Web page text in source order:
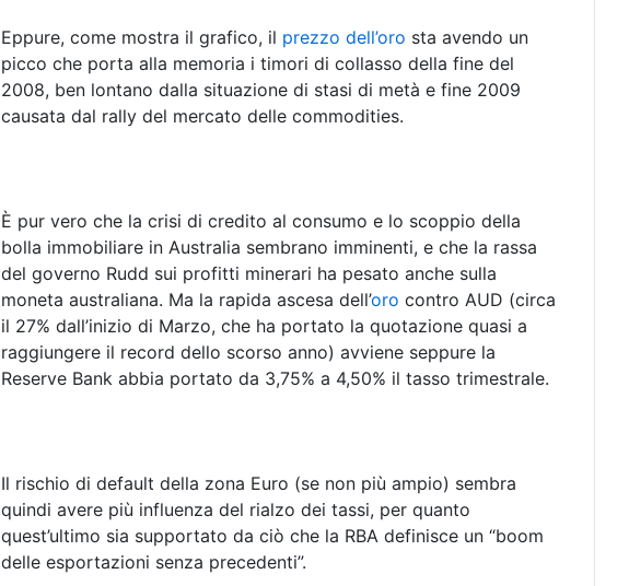
Eppure, come mostra il grafico, il prezzo dell’oro sta avendo un
picco che porta alla memoria i timori di collasso della fine del
2008, ben lontano dalla situazione di stasi di metà e fine 2009
causata dal rally del mercato delle commodities.
È pur vero che la crisi di credito al consumo e lo scoppio della
bolla immobiliare in Australia sembrano imminenti, e che la rassa
del governo Rudd sui profitti minerari ha pesato anche sulla
moneta australiana. Ma la rapida ascesa dell’oro contro AUD (circa
il 27% dall’inizio di Marzo, che ha portato la quotazione quasi a
raggiungere il record dello scorso anno) avviene seppure la
Reserve Bank abbia portato da 3,75% a 4,50% il tasso trimestrale.
Il rischio di default della zona Euro (se non più ampio) sembra
quindi avere più influenza del rialzo dei tassi, per quanto
quest’ultimo sia supportato da ciò che la RBA definisce un “boom
delle esportazioni senza precedenti”.